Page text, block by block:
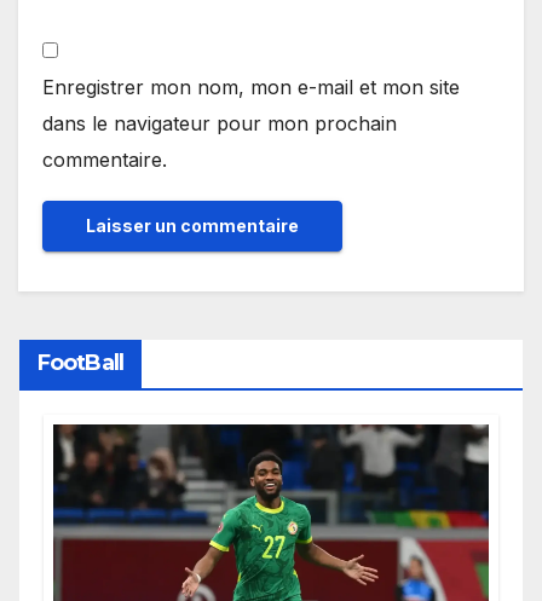
Enregistrer mon nom, mon e-mail et mon site
dans le navigateur pour mon prochain
commentaire.
FootBall